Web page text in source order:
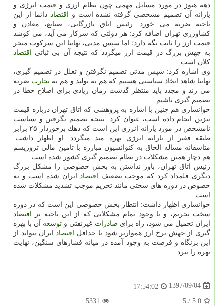
دهه هنوز در مورد مسایل مهمی چون نظام ارزی و قیمت انرژی و
یارانه آن تصمیم مشخصی گرفته نشده است و
اقتصاد دائما از این
ناحیه ضربه می خورد. رئیس اتاق بازرگانی، صنایع، معادن و
كشاورزی تهران اضافه كرد: هر دولتی كه سركار می آید، می كوشد
قیمت ارز را ثابت نگه دارد؛ اما سپس مدتی، نهایتا این سركوب منجر
به جهش بزرگ در قیمت ارز میگردد كه نتیجه آن بی ثباتی
اقتصاد
كلان است.
وی اشاره كرد: سپس مدتی تصمیم نگرفتن و تعلل در تصمیم گیری،
نهایتا شاهد اتخاذ سیاستی هستیم كه هم به تولید و هم به تجارت ضربه
می زند و مجدد باید منتظر گذشت زمان زیادی برای اصلاح خطا در
تصمیم گیری باشیم.
خوانساری هم چنین با اشاره به پژوهشی كه اتاق تهران درباره قیمت
بنزین انجام داده است، عنوان كرد: نتیجه تصمیم نگرفتن و سیاست
نامشخص در مورد یارانه انرژی این است كه دهك برخوردار ۲۵ برابر
طبقه فقیر از یارانه انرژی بهره مند میگردد. او اظهار داشت:
متاسفانه مساله الحاق به كنوانسیون مبارزه با تامین مالی تروریسم
هم دچار همین مشكلات در نظام تصمیم گیری كشور شده است.
رئیس اتاق تهران، باور نداشتن به بخش خصوصی را مشكل بزرگ
دیگری قلمداد كرد كه موجب تضعیف
اقتصادایران شده است و به
خصوص در دوره های سختی مانند تحریم موجب تشدید مشكلات شده
است.
خوانساری اظهار داشت: انتظار بخش خصوصی این است كه در دوره
سخت تحریم، و با وجود تمام مشكلاتی كه از این ناحیه بر
اقتصاد
ایران تحمیل می شود، راه برای صادرات غیرنفتی و توسعه آن با بهره
گیری از جهش نرخ ارز هموارتر شود تا حداقل
اقتصادایران بتواند از
این بزنگاه و فرصت به وجود آمده در میانه فشارهای سنگین، نهایت
بهره را ببرد.
1397/09/04
17:54:02
5.0
/
5
5331